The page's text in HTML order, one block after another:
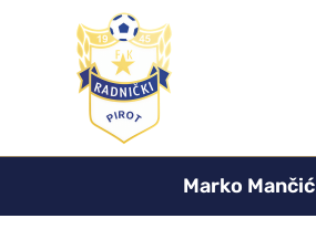
Marko Mančić